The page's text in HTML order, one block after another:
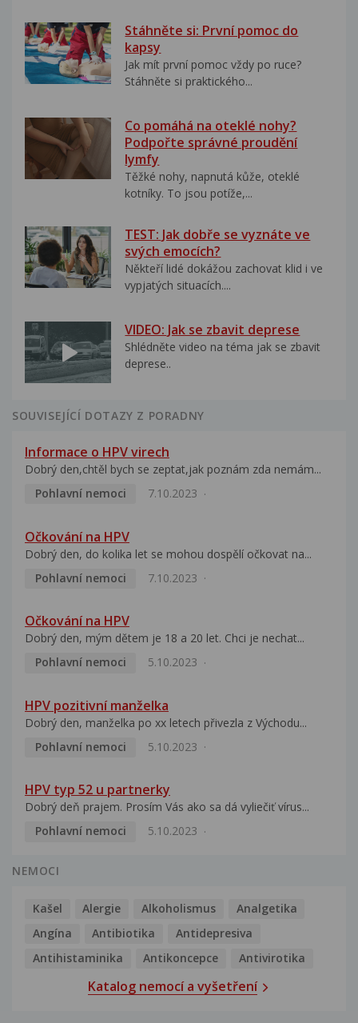
Stáhněte si: První pomoc do
kapsy
Jak mít první pomoc vždy po ruce?
Stáhněte si praktického...
Co pomáhá na oteklé nohy?
Podpořte správné proudění
lymfy
Těžké nohy, napnutá kůže, oteklé
kotníky. To jsou potíže,...
TEST: Jak dobře se vyznáte ve
svých emocích?
Někteří lidé dokážou zachovat klid i ve
vypjatých situacích....
VIDEO: Jak se zbavit deprese
Shlédněte video na téma jak se zbavit
deprese..
SOUVISEJÍCÍ DOTAZY Z PORADNY
Informace o HPV virech
Dobrý den,chtěl bych se zeptat,jak poznám zda nemám...
Pohlavní nemoci
7.10.2023
Očkování na HPV
Dobrý den, do kolika let se mohou dospělí očkovat na...
Pohlavní nemoci
7.10.2023
Očkování na HPV
Dobrý den, mým dětem je 18 a 20 let. Chci je nechat...
Pohlavní nemoci
5.10.2023
HPV pozitivní manželka
Dobrý den, manželka po xx letech přivezla z Východu...
Pohlavní nemoci
5.10.2023
HPV typ 52 u partnerky
Dobrý deň prajem. Prosím Vás ako sa dá vyliečiť vírus...
Pohlavní nemoci
5.10.2023
NEMOCI
Kašel Alergie Alkoholismus
Analgetika
Angína
Antibiotika
Antidepresiva
Antihistaminika
Antikoncepce Antivirotika
Katalog nemocí a vyšetření